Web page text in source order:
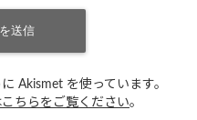
Akismet を使っています。
ちらをご覧ください。